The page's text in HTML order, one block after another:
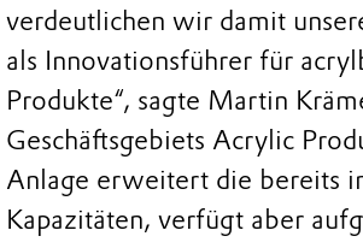
verdeutlichen wir damit
als Innovationsführer für
Produkte“, sagte Martin
Geschäftsgebiets Acrylic
Anlage erweitert die bereits
Kapazitäten, verfügt aber